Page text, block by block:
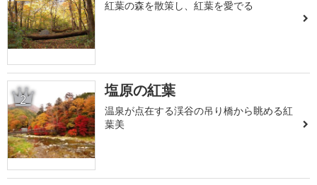
紅葉の森を散策し、紅葉を愛でる
2 塩原の紅葉
温泉が点在する渓谷の吊り橋から眺める紅
葉美